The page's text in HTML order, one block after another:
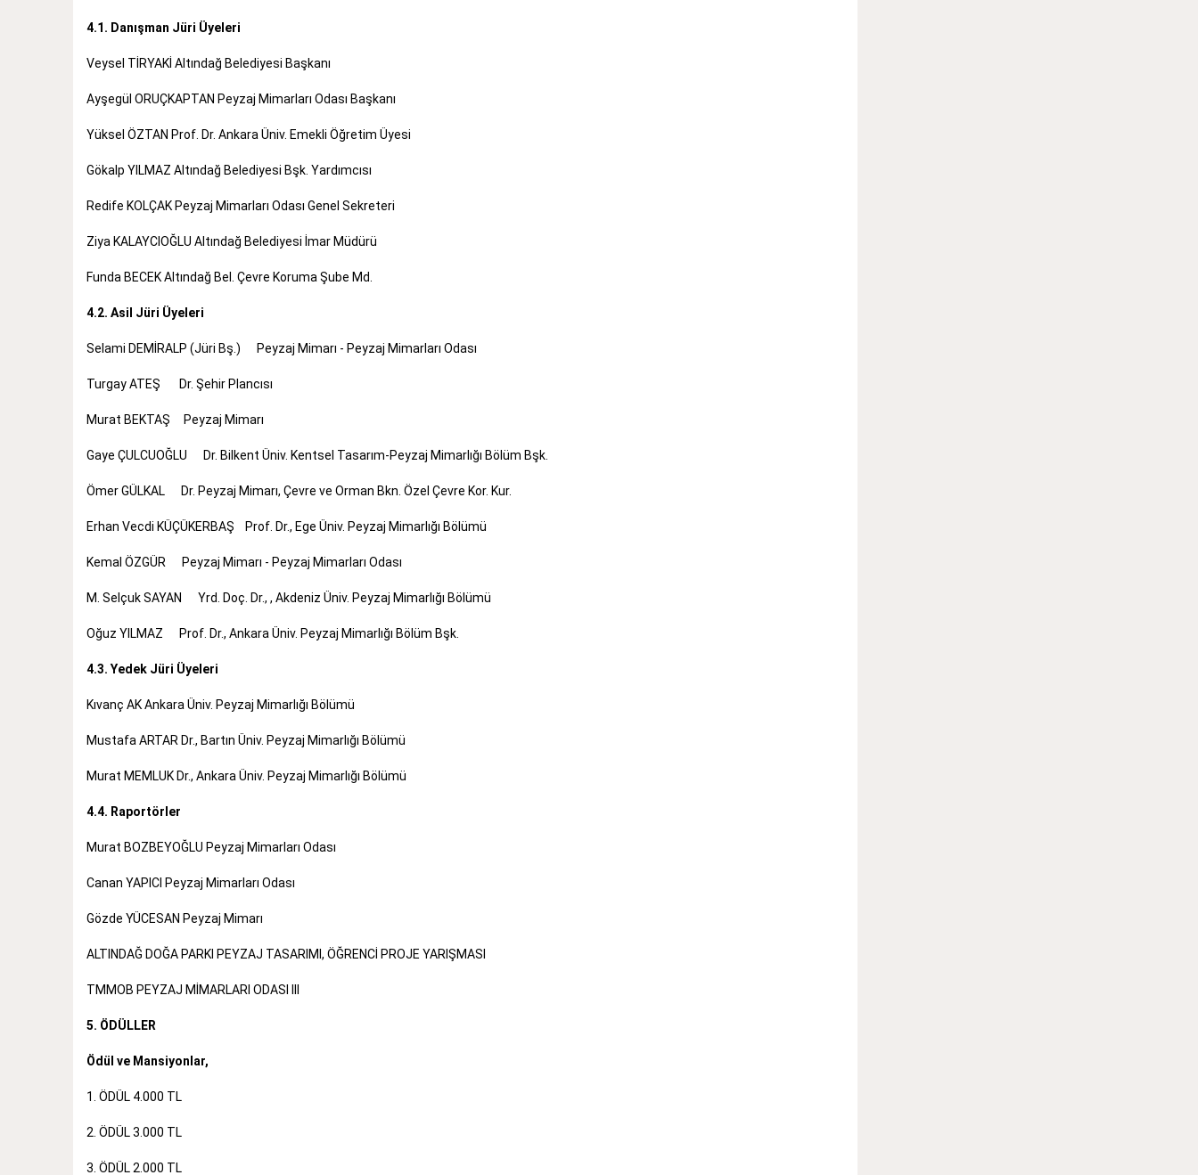
4.1. Danışman Jüri Üyeleri
Veysel TİRYAKİ Altındağ Belediyesi Başkanı
Ayşegül ORUÇKAPTAN Peyzaj Mimarları Odası Başkanı
Yüksel ÖZTAN Prof. Dr. Ankara Üniv. Emekli Öğretim Üyesi
Gökalp YILMAZ Altındağ Belediyesi Bşk. Yardımcısı
Redife KOLÇAK Peyzaj Mimarları Odası Genel Sekreteri
Ziya KALAYCIOĞLU Altındağ Belediyesi İmar Müdürü
Funda BECEK Altındağ Bel. Çevre Koruma Şube Md.
4.2. Asil Jüri Üyeleri
Selami DEMİRALP (Jüri Bş.) Peyzaj Mimarı - Peyzaj Mimarları Odası
Turgay ATEŞ Dr. Şehir Plancısı
Murat BEKTAŞ Peyzaj Mimarı
Gaye ÇULCUOĞLU Dr. Bilkent Üniv. Kentsel Tasarım-Peyzaj Mimarlığı Bölüm Bşk.
Ömer GÜLKAL Dr. Peyzaj Mimarı, Çevre ve Orman Bkn. Özel Çevre Kor. Kur.
Erhan Vecdi KÜÇÜKERBAŞ Prof. Dr., Ege Üniv. Peyzaj Mimarlığı Bölümü
Kemal ÖZGÜR Peyzaj Mimarı - Peyzaj Mimarları Odası
M. Selçuk SAYAN Yrd. Doç. Dr., , Akdeniz Üniv. Peyzaj Mimarlığı Bölümü
Oğuz YILMAZ Prof. Dr., Ankara Üniv. Peyzaj Mimarlığı Bölüm Bşk.
4.3. Yedek Jüri Üyeleri
Kıvanç AK Ankara Üniv. Peyzaj Mimarlığı Bölümü
Mustafa ARTAR Dr., Bartın Üniv. Peyzaj Mimarlığı Bölümü
Murat MEMLUK Dr., Ankara Üniv. Peyzaj Mimarlığı Bölümü
4.4. Raportörler
Murat BOZBEYOĞLU Peyzaj Mimarları Odası
Canan YAPICI Peyzaj Mimarları Odası
Gözde YÜCESAN Peyzaj Mimarı
ALTINDAĞ DOĞA PARKI PEYZAJ TASARIMI, ÖĞRENCİ PROJE YARIŞMASI
TMMOB PEYZAJ MİMARLARI ODASI III
5. ÖDÜLLER
Ödül ve Mansiyonlar,
1. ÖDÜL 4.000 TL
2. ÖDÜL 3.000 TL
3. ÖDÜL 2.000 TL